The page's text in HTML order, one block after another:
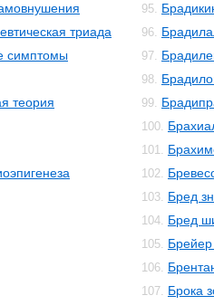
триада
симптомы
теория
95.
96.
97.
98.
99.
100.
101.
102.
103. Бред
104. Бред
105.
106.
107. Брока